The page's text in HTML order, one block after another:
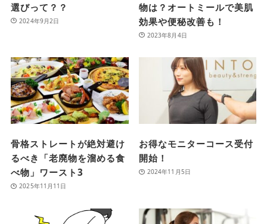
選びって？？
2024年9月2日
物は？オートミールで美肌
効果や便秘改善も！
2023年8月4日
骨格ストレートが絶対避け
るべき「老廃物を溜める食
べ物」ワースト3
2025年11月11日
お得なモニターコース受付
開始！
2024年11月5日